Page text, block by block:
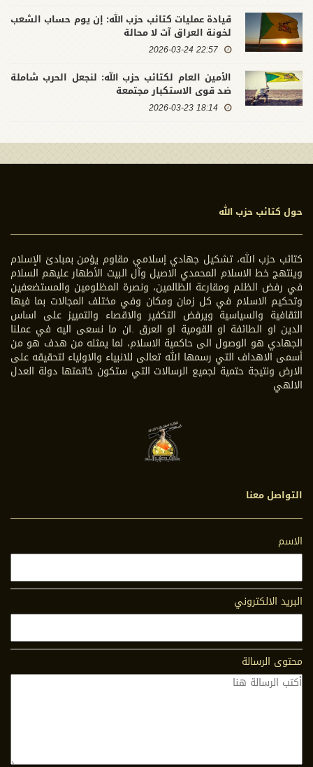
قيادة عمليات كتائب حزب الله: إن يوم حساب الشعب
لخونة العراق آت لا محالة
22:57 2026-03-24
الأمين العام لكتائب حزب الله: لنجعل الحرب شاملة
ضد قوى الاستكبار مجتمعة
18:14 2026-03-23
حول كتائب حزب الله
كتائب حزب الله، تشكيل جهادي إسلامي مقاوم يؤمن بمبادئ الإسلام
وينتهج خط الاسلام المحمدي الاصيل وآل البيت الأطهار عليهم السلام
في رفض الظلم ومقارعة الظالمين، ونصرة المظلومين والمستضعفين
وتحكيم الاسلام في كل زمان ومكان وفي مختلف المجالات بما فيها
الثقافية والسياسية ويرفض التكفير والاقصاء والتمييز على اساس
الدين او الطائفة او القومية او العرق .ان ما نسعى اليه في عملنا
الجهادي هو الوصول الى حاكمية الاسلام، لما يمثله من هدف هو من
أسمى الاهداف التي رسمها الله تعالى للانبياء والاولياء لتحقيقه على
الارض ونتيجة حتمية لجميع الرسالات التي ستكون خاتمتها دولة العدل
الالهي
التواصل معنا
الاسم
البريد الالكتروني
محتوى الرسالة